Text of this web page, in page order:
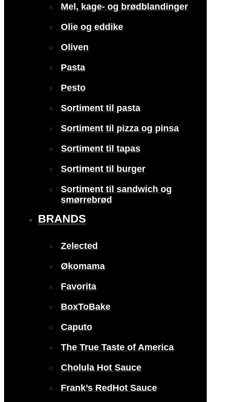
Mel, kage- og brødblandinger
Olie og eddike
Oliven
Pasta
Pesto
Sortiment til pasta
Sortiment til pizza og pinsa
Sortiment til tapas
Sortiment til burger
Sortiment til sandwich og
smørrebrød
BRANDS
Zelected
Økomama
Favorita
BoxToBake
Caputo
The True Taste of America
Cholula Hot Sauce
Frank’s RedHot Sauce